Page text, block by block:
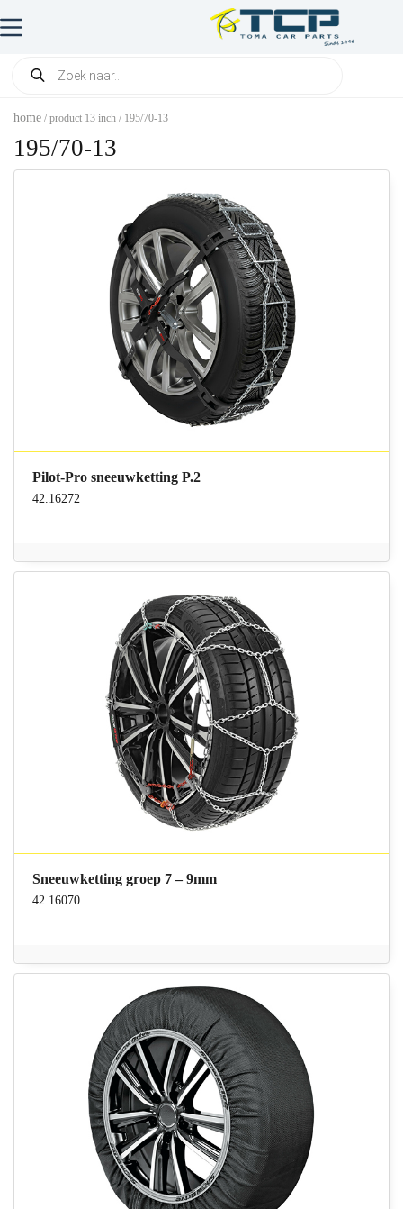
home / product 13 inch / 195/70-13
195/70-13
Pilot-Pro sneeuwketting P.2
42.16272
Sneeuwketting groep 7 – 9mm
42.16070